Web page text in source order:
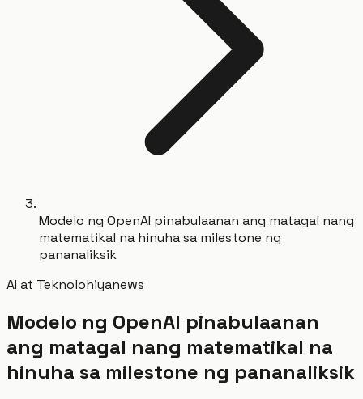
Modelo ng OpenAI pinabulaanan ang matagal nang
matematikal na hinuha sa milestone ng
pananaliksik
AI at Teknolohiyanews
Modelo ng OpenAI pinabulaanan
ang matagal nang matematikal na
hinuha sa milestone ng pananaliksik